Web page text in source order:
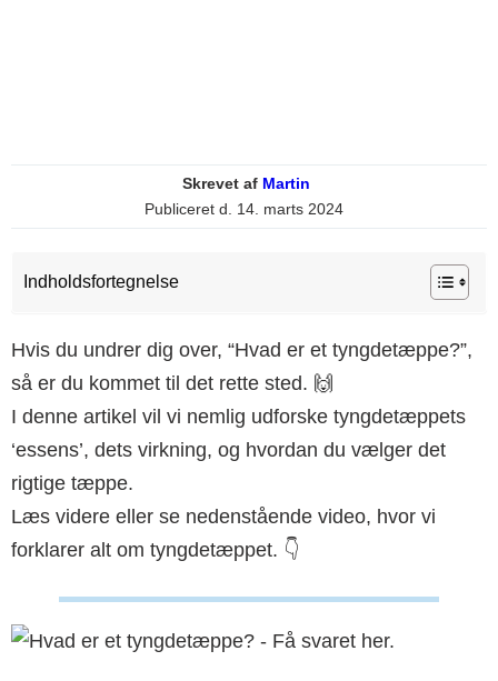
Skrevet af Martin
Publiceret d. 14. marts 2024
Indholdsfortegnelse
Hvis du undrer dig over, “Hvad er et tyngdetæppe?”,
så er du kommet til det rette sted. 🙌
I denne artikel vil vi nemlig udforske tyngdetæppets
‘essens’, dets virkning, og hvordan du vælger det
rigtige tæppe.
Læs videre eller se nedenstående video, hvor vi
forklarer alt om tyngdetæppet. 👇